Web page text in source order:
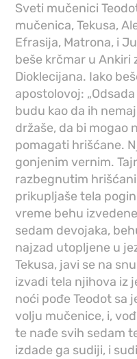
Sveti mučenici
mučenica, Tekusa,
Efrasija, Matrona, i
beše krčmar u Ankiri
Dioklecijana. Iako
apostolovoj:
budu kao da ih
držaše, da bi mogao
pomagati hrišćane.
gonjenim vernim.
razbegnutim
prikupljaše tela
vreme behu
sedam devojaka,
najzad utopljene u
Tekusa, javi se na
izvadi tela njihova iz
noći pođe Teodot sa
volju mučenice, i,
te nađe svih sedam
izdade ga sudiji, i